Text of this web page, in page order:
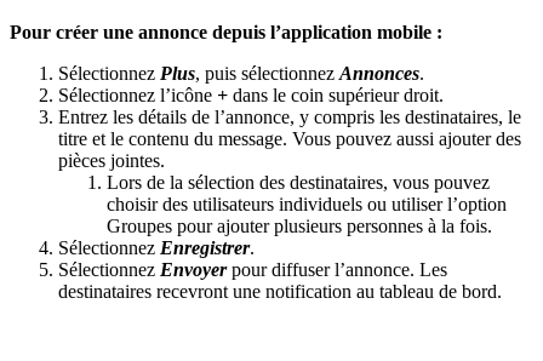
Pour créer une annonce depuis l’application mobile :
Sélectionnez Plus, puis sélectionnez Annonces.
Sélectionnez l’icône + dans le coin supérieur droit.
Entrez les détails de l’annonce, y compris les destinataires, le
titre et le contenu du message. Vous pouvez aussi ajouter des
pièces jointes.
Lors de la sélection des destinataires, vous pouvez
choisir des utilisateurs individuels ou utiliser l’option
Groupes pour ajouter plusieurs personnes à la fois.
Sélectionnez Enregistrer.
Sélectionnez Envoyerpour diffuser l’annonce. Les
destinataires recevront une notification au tableau de bord.